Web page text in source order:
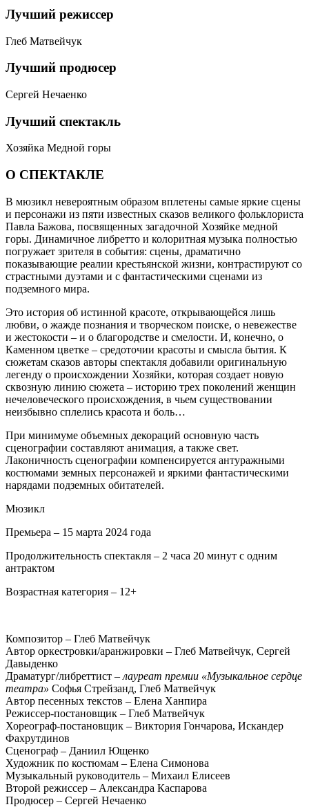
Лучший режиссер
Глеб Матвейчук
Лучший продюсер
Сергей Нечаенко
Лучший спектакль
Хозяйка Медной горы
О СПЕКТАКЛЕ
В мюзикл невероятным образом вплетены самые яркие сцены
и персонажи из пяти известных сказов великого фольклориста
Павла Бажова, посвященных загадочной Хозяйке медной
горы. Динамичное либретто и колоритная музыка полностью
погружает зрителя в события: сцены, драматично
показывающие реалии крестьянской жизни, контрастируют со
страстными дуэтами и с фантастическими сценами из
подземного мира.
Это история об истинной красоте, открывающейся лишь
любви, о жажде познания и творческом поиске, о невежестве
и жестокости – и о благородстве и смелости. И, конечно, о
Каменном цветке – средоточии красоты и смысла бытия. К
сюжетам сказов авторы спектакля добавили оригинальную
легенду о происхождении Хозяйки, которая создает новую
сквозную линию сюжета – историю трех поколений женщин
нечеловеческого происхождения, в чьем существовании
неизбывно сплелись красота и боль…
При минимуме объемных декораций основную часть
сценографии составляют анимация, а также свет.
Лаконичность сценографии компенсируется антуражными
костюмами земных персонажей и яркими фантастическими
нарядами подземных обитателей.
Мюзикл
Премьера – 15 марта 2024 года
Продолжительность спектакля – 2 часа 20 минут с одним
антрактом
Возрастная категория – 12+
Композитор – Глеб Матвейчук
Автор оркестровки/аранжировки – Глеб Матвейчук, Сергей
Давыденко
Драматург/либреттист – лауреат премии «Музыкальное сердце
театра» Софья Стрейзанд, Глеб Матвейчук
Автор песенных текстов – Елена Ханпира
Режиссер-постановщик – Глеб Матвейчук
Хореограф-постановщик – Виктория Гончарова, Искандер
Фахрутдинов
Сценограф – Даниил Ющенко
Художник по костюмам – Елена Симонова
Музыкальный руководитель – Михаил Елисеев
Второй режиссер – Александра Каспарова
Продюсер – Сергей Нечаенко